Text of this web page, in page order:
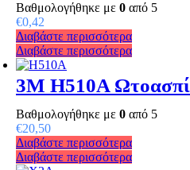
Βαθμολογήθηκε με 0 από 5
€0,42
Διαβάστε περισσότερα
Διαβάστε περισσότερα
3M H510A
Βαθμολογήθηκε με 0 από 5
€20,50
Διαβάστε περισσότερα
Διαβάστε περισσότερα